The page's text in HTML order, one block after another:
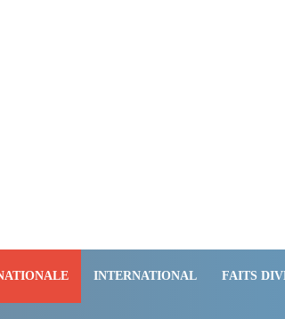
INTERNATIONAL FAITS